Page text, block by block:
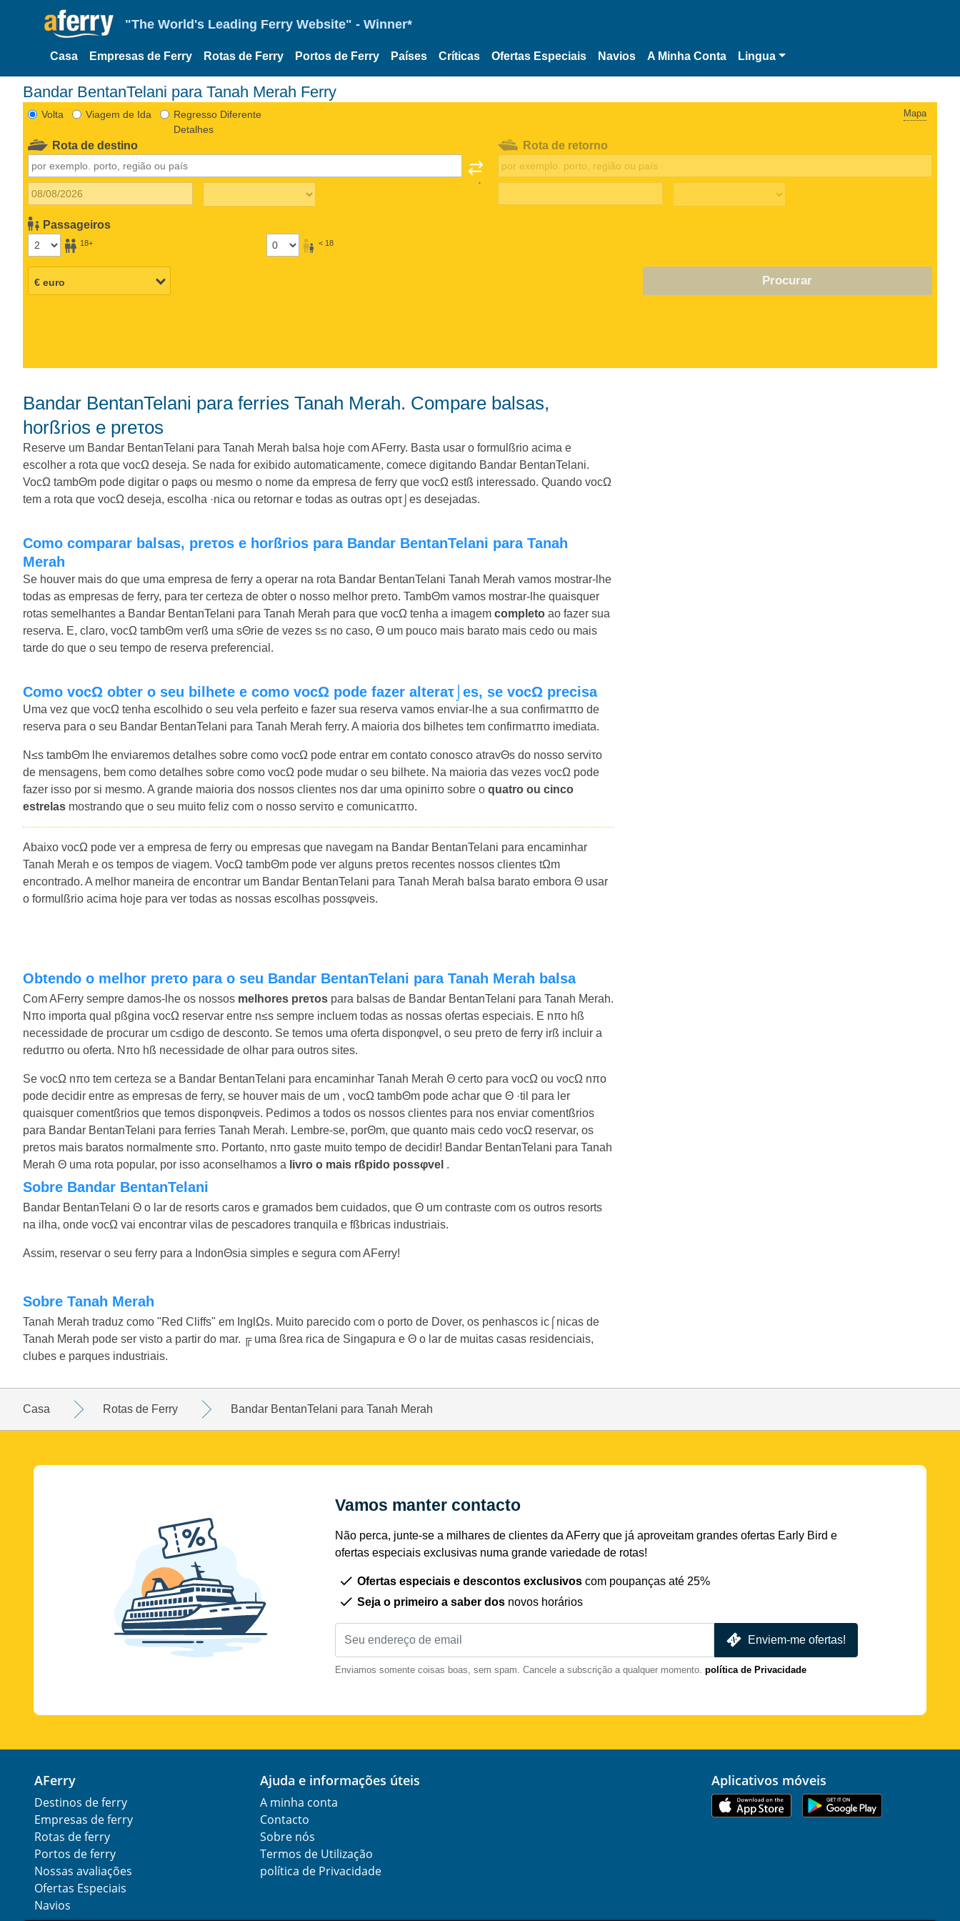
"The World's Leading Ferry Website" - Winner*
Casa Empresas de Ferry Rotas de Ferry Portos de Ferry Países Críticas Ofertas Especiais Navios A Minha Conta Lingua
Bandar BentanTelani para Tanah Merah Ferry
Volta Viagem de Ida
Regresso Diferente
Detalhes
Mapa
Rota de destino
Passageiros
18+ < 18
Rota de retorno
Procurar
Bandar BentanTelani para ferries Tanah Merah. Compare balsas,
horßrios e preτos
Reserve um Bandar BentanTelani para Tanah Merah balsa hoje com AFerry. Basta usar o formulßrio acima e
escolher a rota que vocΩ deseja. Se nada for exibido automaticamente, comece digitando Bandar BentanTelani.
VocΩ tambΘm pode digitar o paφs ou mesmo o nome da empresa de ferry que vocΩ estß interessado. Quando vocΩ
tem a rota que vocΩ deseja, escolha ·nica ou retornar e todas as outras opτ⌡es desejadas.
Como comparar balsas, preτos e horßrios para Bandar BentanTelani para Tanah
Merah
Se houver mais do que uma empresa de ferry a operar na rota Bandar BentanTelani Tanah Merah vamos mostrar-lhe
todas as empresas de ferry, para ter certeza de obter o nosso melhor preτo. TambΘm vamos mostrar-lhe quaisquer
rotas semelhantes a Bandar BentanTelani para Tanah Merah para que vocΩ tenha a imagem completo ao fazer sua
reserva. E, claro, vocΩ tambΘm verß uma sΘrie de vezes s≤ no caso, Θ um pouco mais barato mais cedo ou mais
tarde do que o seu tempo de reserva preferencial.
Como vocΩ obter o seu bilhete e como vocΩ pode fazer alteraτ⌡es, se vocΩ precisa
Uma vez que vocΩ tenha escolhido o seu vela perfeito e fazer sua reserva vamos enviar-lhe a sua confirmaτπo de
reserva para o seu Bandar BentanTelani para Tanah Merah ferry. A maioria dos bilhetes tem confirmaτπo imediata.
N≤s tambΘm lhe enviaremos detalhes sobre como vocΩ pode entrar em contato conosco atravΘs do nosso serviτo
de mensagens, bem como detalhes sobre como vocΩ pode mudar o seu bilhete. Na maioria das vezes vocΩ pode
fazer isso por si mesmo. A grande maioria dos nossos clientes nos dar uma opiniπo sobre o quatro ou cinco
estrelas mostrando que o seu muito feliz com o nosso serviτo e comunicaτπo.
Abaixo vocΩ pode ver a empresa de ferry ou empresas que navegam na Bandar BentanTelani para encaminhar
Tanah Merah e os tempos de viagem. VocΩ tambΘm pode ver alguns preτos recentes nossos clientes tΩm
encontrado. A melhor maneira de encontrar um Bandar BentanTelani para Tanah Merah balsa barato embora Θ usar
o formulßrio acima hoje para ver todas as nossas escolhas possφveis.
Obtendo o melhor preτo para o seu Bandar BentanTelani para Tanah Merah balsa
Com AFerry sempre damos-lhe os nossos melhores preτos para balsas de Bandar BentanTelani para Tanah Merah.
Nπo importa qual pßgina vocΩ reservar entre n≤s sempre incluem todas as nossas ofertas especiais. E nπo hß
necessidade de procurar um c≤digo de desconto. Se temos uma oferta disponφvel, o seu preτo de ferry irß incluir a
reduτπo ou oferta. Nπo hß necessidade de olhar para outros sites.
Se vocΩ nπo tem certeza se a Bandar BentanTelani para encaminhar Tanah Merah Θ certo para vocΩ ou vocΩ nπo
pode decidir entre as empresas de ferry, se houver mais de um , vocΩ tambΘm pode achar que Θ ·til para ler
quaisquer comentßrios que temos disponφveis. Pedimos a todos os nossos clientes para nos enviar comentßrios
para Bandar BentanTelani para ferries Tanah Merah. Lembre-se, porΘm, que quanto mais cedo vocΩ reservar, os
preτos mais baratos normalmente sπo. Portanto, nπo gaste muito tempo de decidir! Bandar BentanTelani para Tanah
Merah Θ uma rota popular, por isso aconselhamos a livro o mais rßpido possφvel .
Sobre Bandar BentanTelani
Bandar BentanTelani Θ o lar de resorts caros e gramados bem cuidados, que Θ um contraste com os outros resorts
na ilha, onde vocΩ vai encontrar vilas de pescadores tranquila e fßbricas industriais.
Assim, reservar o seu ferry para a IndonΘsia simples e segura com AFerry!
Sobre Tanah Merah
Tanah Merah traduz como "Red Cliffs" em InglΩs. Muito parecido com o porto de Dover, os penhascos ic⌠nicas de
Tanah Merah pode ser visto a partir do mar. ╔ uma ßrea rica de Singapura e Θ o lar de muitas casas residenciais,
clubes e parques industriais.
Casa Rotas de Ferry Bandar BentanTelani para Tanah Merah
Vamos manter contacto
Não perca, junte-se a milhares de clientes da AFerry que já aproveitam grandes ofertas Early Bird e
ofertas especiais exclusivas numa grande variedade de rotas!
Ofertas especiais e descontos exclusivos com poupanças até 25%
Seja o primeiro a saber dos novos horários
Enviem-me ofertas!
Enviamos somente coisas boas, sem spam. Cancele a subscrição a qualquer momento. política de Privacidade
AFerry
Destinos de ferry
Empresas de ferry
Rotas de ferry
Portos de ferry
Nossas avaliações
Ofertas Especiais
Navios
Ajuda e informações úteis
A minha conta
Contacto
Sobre nós
Termos de Utilização
política de Privacidade
Aplicativos móveis